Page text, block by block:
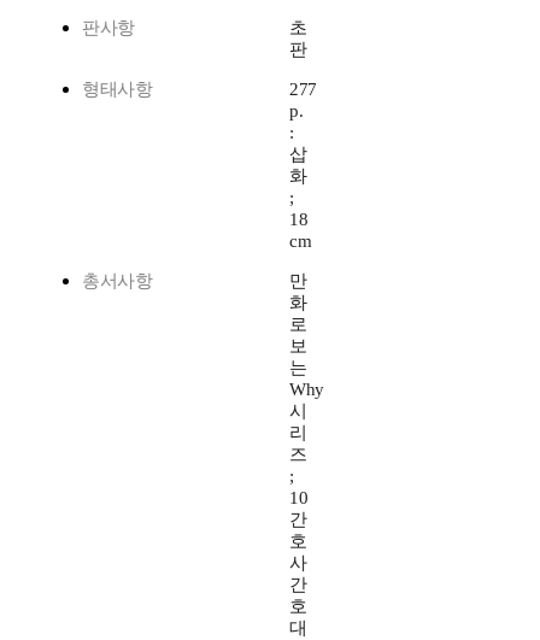
판사항
초
판
형태사항
277
p.
:
삽
화
;
18
cm
총서사항
만
화
로
보
는
Why
시
리
즈
;
10
간
호
사
간
호
대